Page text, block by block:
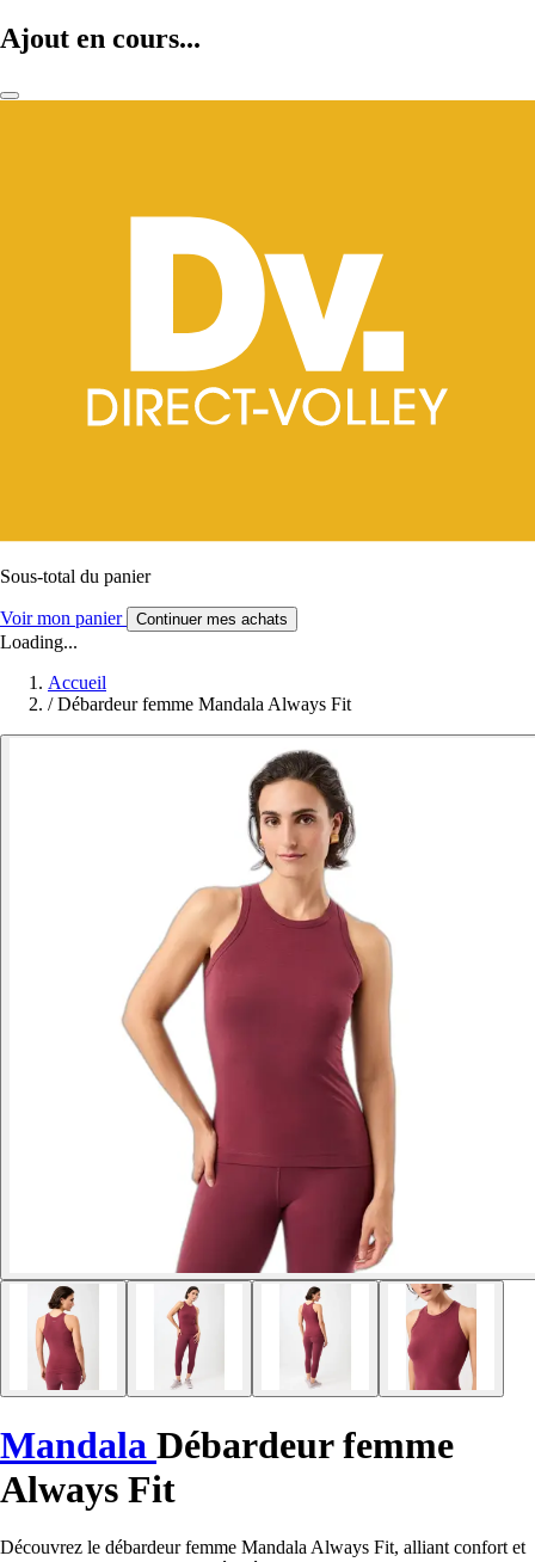
Ajout en cours...
Sous-total du panier
Voir mon panier Continuer mes achats
Loading...
Accueil
/ Débardeur femme Mandala Always Fit
Mandala Débardeur femme
Always Fit
Découvrez le débardeur femme Mandala Always Fit, alliant confort et